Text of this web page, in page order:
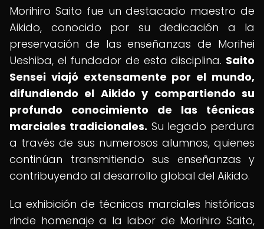
Morihiro Saito fue un destacado maestro de
Aikido, conocido por su dedicación a la
preservación de las enseñanzas de Morihei
Ueshiba, el fundador de esta disciplina. Saito
Sensei viajó extensamente por el mundo,
difundiendo el Aikido y compartiendo su
profundo conocimiento de las técnicas
marciales tradicionales. Su legado perdura
a través de sus numerosos alumnos, quienes
continúan transmitiendo sus enseñanzas y
contribuyendo al desarrollo global del Aikido.
La exhibición de técnicas marciales históricas
rinde homenaje a la labor de Morihiro Saito,